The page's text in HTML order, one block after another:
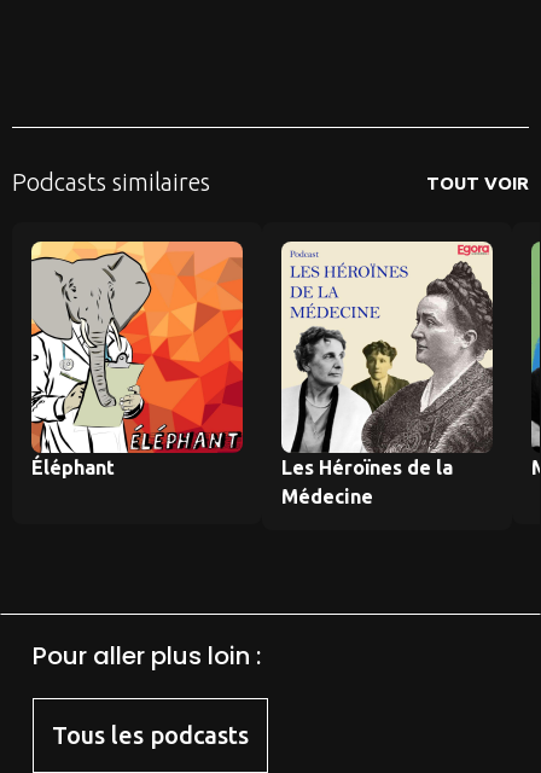
Podcasts similaires TOUT VOIR
Éléphant
Les Héroïnes de la
Médecine
Pour aller plus loin :
Tous les podcasts